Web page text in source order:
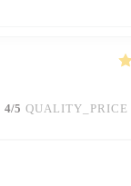
4/5 QUALITY_PRICE